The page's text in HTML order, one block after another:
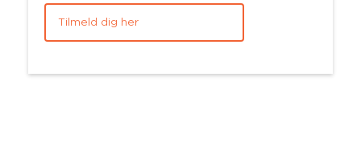
DI.Har...
Tilmeld dig her